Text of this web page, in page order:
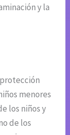
y la
menores
los niños y
de los